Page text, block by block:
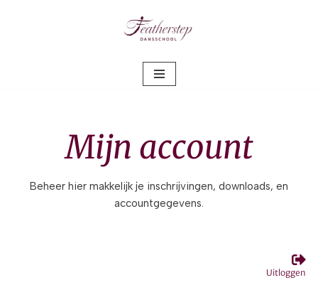
Mijn account
Beheer hier makkelijk je inschrijvingen, downloads, en
accountgegevens.
Uitloggen